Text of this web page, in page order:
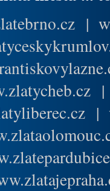
|
|